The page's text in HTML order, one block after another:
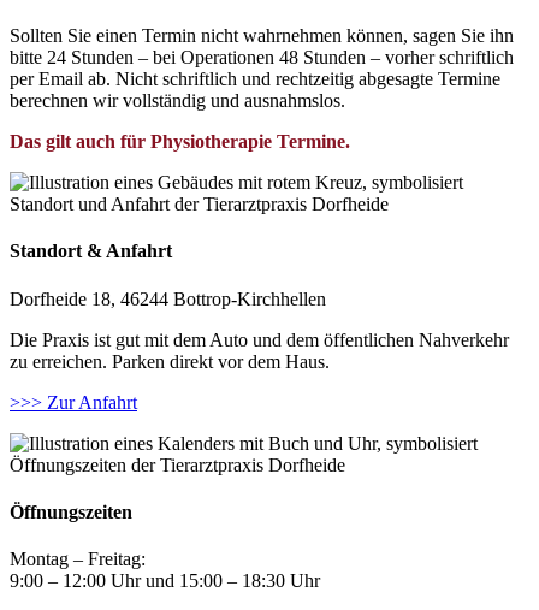
Sollten Sie einen Termin nicht wahrnehmen können, sagen Sie ihn
bitte 24 Stunden – bei Operationen 48 Stunden – vorher schriftlich
per Email ab. Nicht schriftlich und rechtzeitig abgesagte Termine
berechnen wir vollständig und ausnahmslos.
Das gilt auch für Physiotherapie Termine.
Standort & Anfahrt
Dorfheide 18, 46244 Bottrop-Kirchhellen
Die Praxis ist gut mit dem Auto und dem öffentlichen Nahverkehr
zu erreichen. Parken direkt vor dem Haus.
>>> Zur Anfahrt
Öffnungszeiten
Montag – Freitag:
9:00 – 12:00 Uhr und 15:00 – 18:30 Uhr